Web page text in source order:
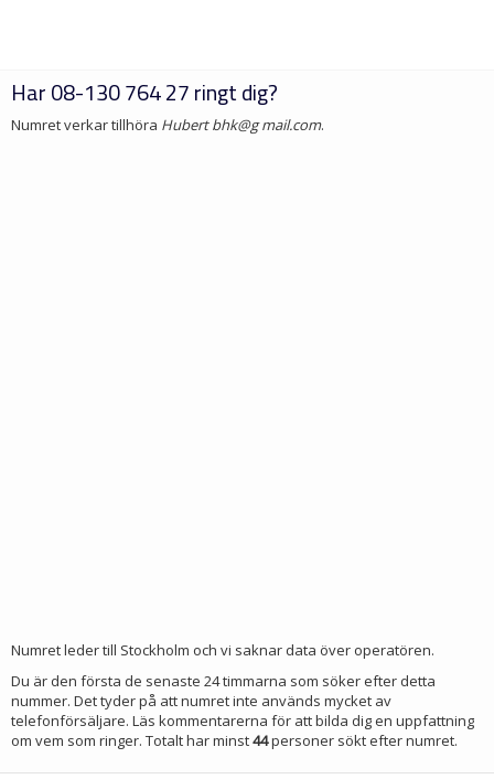
Har08-130 764 27ringt dig?
Numret verkar tillhöra Hubert bhk@g mail.com.
Numret leder till Stockholm och vi saknar data över operatören.
Du är den första de senaste 24 timmarna som söker efter detta
nummer. Det tyder på att numret inte används mycket av
telefonförsäljare. Läs kommentarerna för att bilda dig en uppfattning
om vem som ringer. Totalt har minst44personer sökt efter numret.